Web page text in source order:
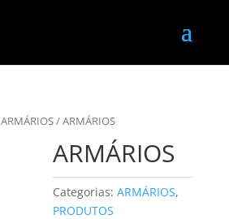
ARMÁRIOS/ ARMÁRIOS
ARMÁRIOS
Categorias:ARMÁRIOS,
PRODUTOS